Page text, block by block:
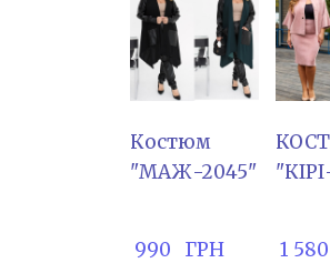
Костюм
"МАЖ-2045"
990   ГРН 1